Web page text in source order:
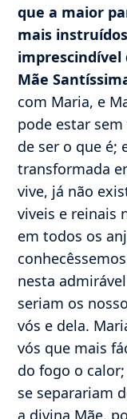
que a maior
mais
imprescindível
Mãe
com Maria, e
pode estar
de ser o que é;
transformada
vive, já não
viveis e reinais
em todos os
nesta
seriam os
vós e dela.
vós que mais
do fogo o
se separariam
a divina Mãe,